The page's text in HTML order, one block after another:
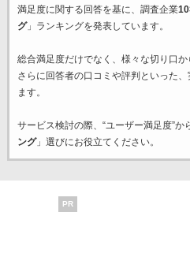
満足度に関する回答を基に、調査企業10
グ」ランキングを発表しています。
総合満足度だけでなく、様々な切り口か
さらに回答者の口コミや評判といった
ます。
サービス検討の際、“ユーザー満足度”か
ング」選びにお役立てください。
PR